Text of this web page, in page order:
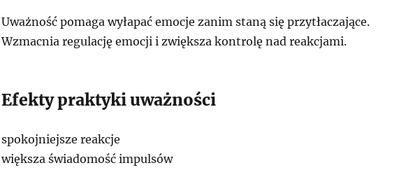
Uważność pomaga wyłapać emocje zanim staną się przytłaczające.
Wzmacnia regulację emocji i zwiększa kontrolę nad reakcjami.
Efekty praktyki uważności
spokojniejsze reakcje
większa świadomość impulsów